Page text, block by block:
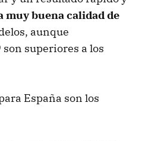
muy buena calidad de
aunque
superiores a los
España son los